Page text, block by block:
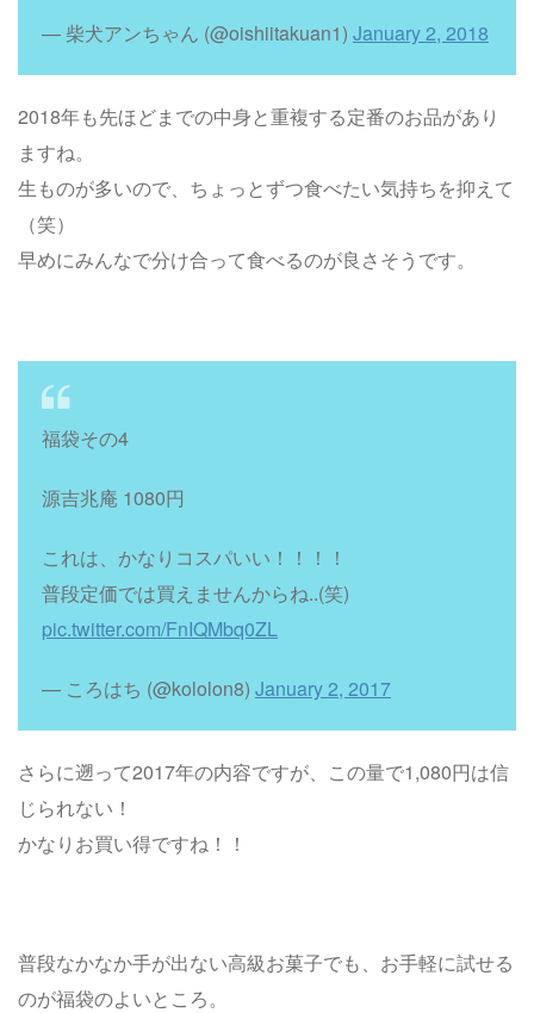
— 柴犬アンちゃん (@oishiitakuan1) January 2, 2018
2018年も先ほどまでの中身と重複する定番のお品があり
ますね。
生ものが多いので、ちょっとずつ食べたい気持ちを抑えて
（笑）
早めにみんなで分け合って食べるのが良さそうです。
福袋その4
源吉兆庵 1080円
これは、かなりコスパいい！！！！
普段定価では買えませんからね..(笑)
pic.twitter.com/FnIQMbq0ZL
— ころはち (@kololon8) January 2, 2017
さらに遡って2017年の内容ですが、この量で1,080円は信
じられない！
かなりお買い得ですね！！
普段なかなか手が出ない高級お菓子でも、お手軽に試せる
のが福袋のよいところ。